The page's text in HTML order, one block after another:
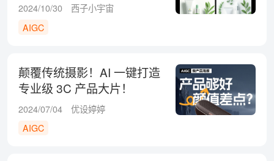
2024/10/30
西子小宇宙
AIGC
颠覆传统摄影！AI 一键打造
专业级 3C 产品大片！
2024/07/04
优设婷婷
AIGC